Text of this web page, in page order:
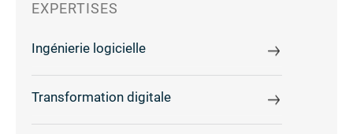
EXPERTISES
Ingénierie logicielle
Transformation digitale